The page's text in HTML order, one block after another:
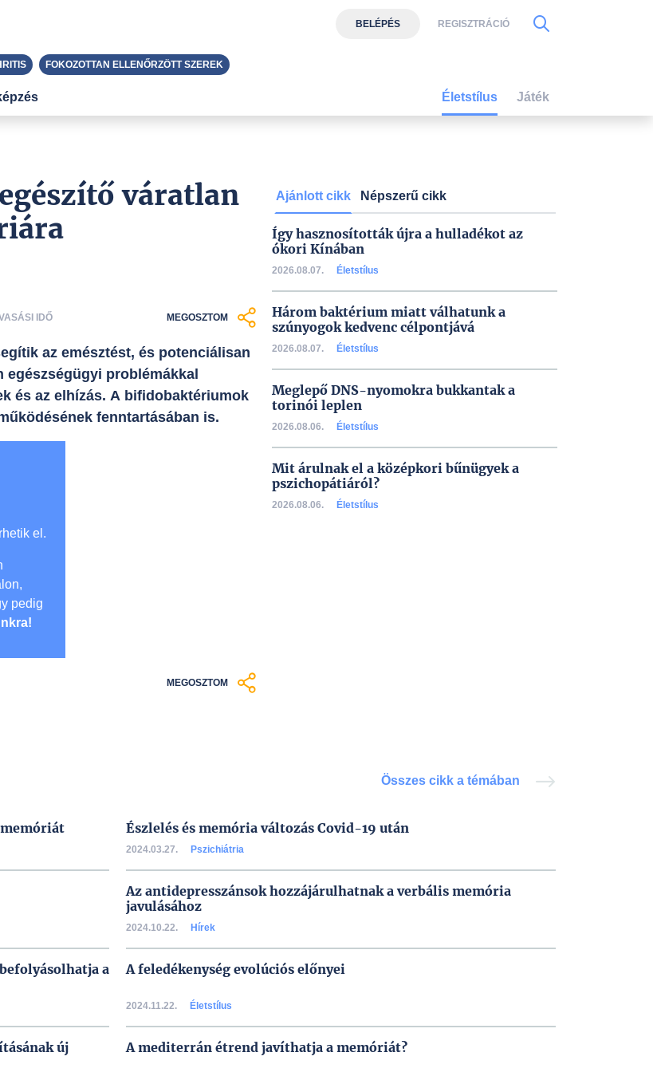
váratlan
IDŐ MEGOSZTOM
az emésztést, és potenciálisan
egészségügyi problémákkal
és az elhízás. A bifidobaktériumok
fenntartásában is.
el.
pedig
MEGOSZTOM
Ajánlott cikk Népszerű cikk
Így hasznosították újra a hulladékot az
ókori Kínában
2026.08.07. Életstílus
Három baktérium miatt válhatunk a
szúnyogok kedvenc célpontjává
2026.08.07. Életstílus
Meglepő DNS-nyomokra bukkantak a
torinói leplen
2026.08.06. Életstílus
Mit árulnak el a középkori bűnügyek a
pszichopátiáról?
2026.08.06. Életstílus
Összes cikk a témában
Észlelés és memória változás Covid-19 után
2024.03.27. Pszichiátria
Az antidepresszánsok hozzájárulhatnak a verbális memória
javulásához
2024.10.22. Hírek
a
A feledékenység evolúciós előnyei
2024.11.22. Életstílus
új
A mediterrán étrend javíthatja a memóriát?
BELÉPÉS REGISZTRÁCIÓ
FOKOZOTTAN ELLENŐRZÖTT SZEREK
Életstílus Játék